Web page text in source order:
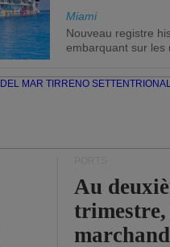
Miami
Nouveau registre
embarquant sur les
Au